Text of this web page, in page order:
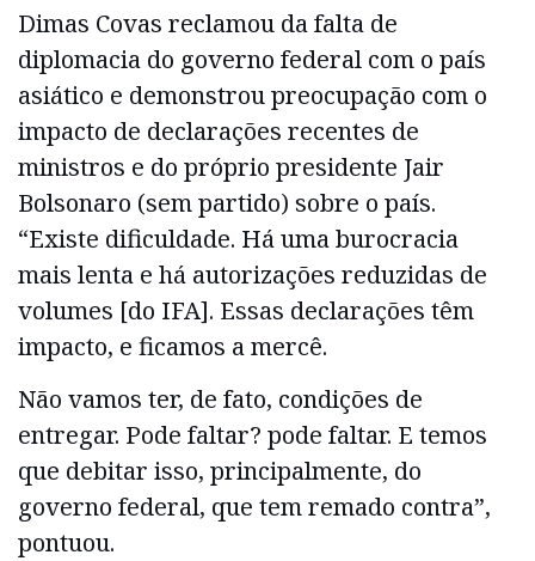
Dimas Covas reclamou da falta de
diplomacia do governo federal com o país
asiático e demonstrou preocupação com o
impacto de declarações recentes de
ministros e do próprio presidente Jair
Bolsonaro (sem partido) sobre o país.
“Existe dificuldade. Há uma burocracia
mais lenta e há autorizações reduzidas de
volumes [do IFA]. Essas declarações têm
impacto, e ficamos a mercê.
Não vamos ter, de fato, condições de
entregar. Pode faltar? pode faltar. E temos
que debitar isso, principalmente, do
governo federal, que tem remado contra”,
pontuou.